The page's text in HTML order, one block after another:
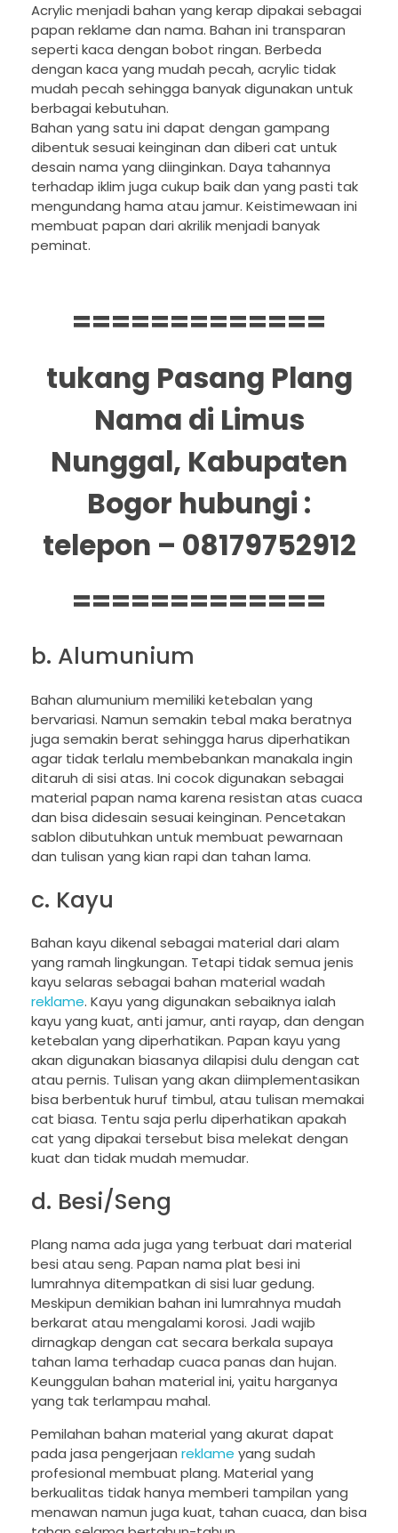
Acrylic menjadi bahan yang kerap dipakai sebagai
papan reklame dan nama. Bahan ini transparan
seperti kaca dengan bobot ringan. Berbeda
dengan kaca yang mudah pecah, acrylic tidak
mudah pecah sehingga banyak digunakan untuk
berbagai kebutuhan.
Bahan yang satu ini dapat dengan gampang
dibentuk sesuai keinginan dan diberi cat untuk
desain nama yang diinginkan. Daya tahannya
terhadap iklim juga cukup baik dan yang pasti tak
mengundang hama atau jamur. Keistimewaan ini
membuat papan dari akrilik menjadi banyak
peminat.
=============
tukang Pasang Plang
Nama di Limus
Nunggal, Kabupaten
Bogor hubungi :
telepon – 08179752912
=============
b. Alumunium
Bahan alumunium memiliki ketebalan yang
bervariasi. Namun semakin tebal maka beratnya
juga semakin berat sehingga harus diperhatikan
agar tidak terlalu membebankan manakala ingin
ditaruh di sisi atas. Ini cocok digunakan sebagai
material papan nama karena resistan atas cuaca
dan bisa didesain sesuai keinginan. Pencetakan
sablon dibutuhkan untuk membuat pewarnaan
dan tulisan yang kian rapi dan tahan lama.
c. Kayu
Bahan kayu dikenal sebagai material dari alam
yang ramah lingkungan. Tetapi tidak semua jenis
kayu selaras sebagai bahan material wadah
reklame. Kayu yang digunakan sebaiknya ialah
kayu yang kuat, anti jamur, anti rayap, dan dengan
ketebalan yang diperhatikan. Papan kayu yang
akan digunakan biasanya dilapisi dulu dengan cat
atau pernis. Tulisan yang akan diimplementasikan
bisa berbentuk huruf timbul, atau tulisan memakai
cat biasa. Tentu saja perlu diperhatikan apakah
cat yang dipakai tersebut bisa melekat dengan
kuat dan tidak mudah memudar.
d. Besi/Seng
Plang nama ada juga yang terbuat dari material
besi atau seng. Papan nama plat besi ini
lumrahnya ditempatkan di sisi luar gedung.
Meskipun demikian bahan ini lumrahnya mudah
berkarat atau mengalami korosi. Jadi wajib
dirnagkap dengan cat secara berkala supaya
tahan lama terhadap cuaca panas dan hujan.
Keunggulan bahan material ini, yaitu harganya
yang tak terlampau mahal.
Pemilahan bahan material yang akurat dapat
pada jasa pengerjaan reklame yang sudah
profesional membuat plang. Material yang
berkualitas tidak hanya memberi tampilan yang
menawan namun juga kuat, tahan cuaca, dan bisa